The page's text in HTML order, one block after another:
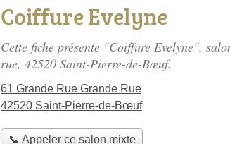
Coiffure Evelyne
Cette fiche présente "Coiffure Evelyne",
rue, 42520 Saint-Pierre-de-Bœuf.
61 Grande Rue Grande Rue
42520 Saint-Pierre-de-Bœuf
📞 Appeler ce salon mixte